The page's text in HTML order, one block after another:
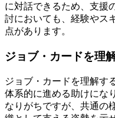
に対話できるため、支援
討においても、経験やス
点があります。
ジョブ・カードを理
ジョブ・カードを理解す
体系的に進める助けにな
なりがちですが、共通の